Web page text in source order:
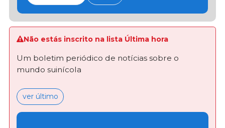
Não estás inscrito na lista Última hora
Um boletim periódico de notícias sobre o
mundo suinícola
ver último